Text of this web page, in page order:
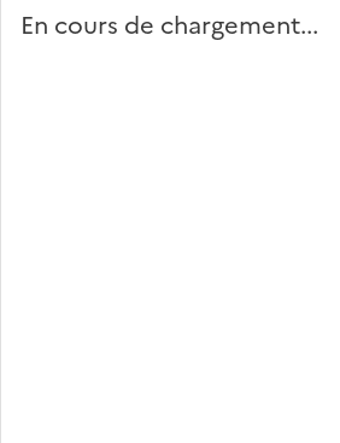
En cours de chargement...